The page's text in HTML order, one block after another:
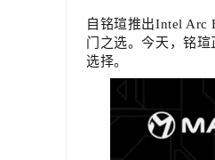
自铭瑄推出Intel Arc
门之选。今天，铭
选择。